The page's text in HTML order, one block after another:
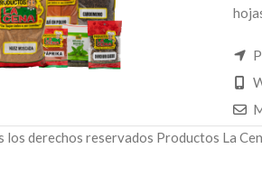
derechos reservados Productos La